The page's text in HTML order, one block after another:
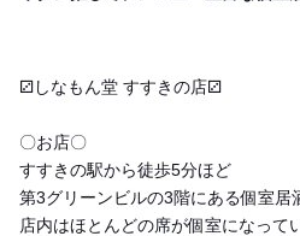
⚂しなもん堂 すすきの店⚂
〇お店〇
すすきの駅から徒歩5分ほど
第3グリーンビルの3階にある個室居
店内はほとんどの席が個室になって